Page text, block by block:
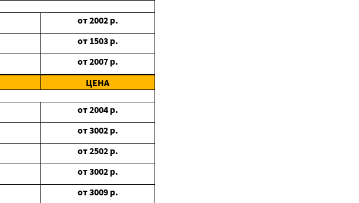
от2002 р.
от 1503 р.
от2007 р.
ЦЕНА
от2004 р.
от3002 р.
от2502 р.
от3002 р.
от3009 р.